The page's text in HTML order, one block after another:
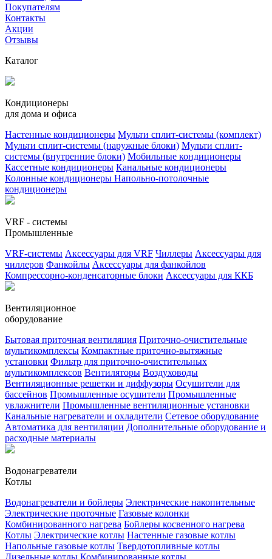
Покупателям
Контакты
Акции
Отзывы
Каталог
Кондиционеры
для дома и офиса
Настенные кондиционеры Мульти сплит-системы (комплект)
Мульти сплит-системы (наружные блоки) Мульти сплит-
системы (внутренние блоки) Мобильные кондиционеры
Кассетные кондиционеры Канальные кондиционеры
Колонные кондиционеры Напольно-потолочные
кондиционеры
VRF - системы
Промышленные
VRF-системы Аксессуары для VRF Чиллеры Аксессуары для
чиллеров Фанкойлы Аксессуары для фанкойлов
Компрессорно-конденсаторные блоки Аксессуары для ККБ
Вентиляционное
оборудование
Бытовая приточная вентиляция Приточно-очистительные
мультикомплексы Компактные приточно-вытяжные
установки Фильтр для приточно-очистительных
мультикомплексов Вентиляторы Воздуховоды
Вентиляционные решетки и диффузоры Осушители для
бассейнов Промышленные осушители Промышленные
увлажнители Промышленные вентиляционные установки
Канальные нагреватели и охладители Сетевое оборудование
Автоматика для вентиляции Дополнительные оборудование и
расходные материалы
Водонагреватели
Котлы
Водонагреватели и бойлеры Электрические накопительные
Электрические проточные Газовые колонки
Комбинированного нагрева Бойлеры косвенного нагрева
Котлы Электрические котлы Настенные газовые котлы
Напольные газовые котлы Твердотопливные котлы
Дизельные котлы Комбинированные котлы